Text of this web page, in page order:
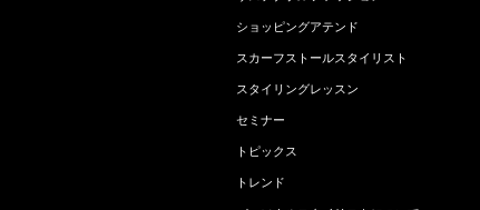
ショッピングアテンド
スカーフストールスタイリスト
スタイリングレッスン
セミナー
トピックス
トレンド